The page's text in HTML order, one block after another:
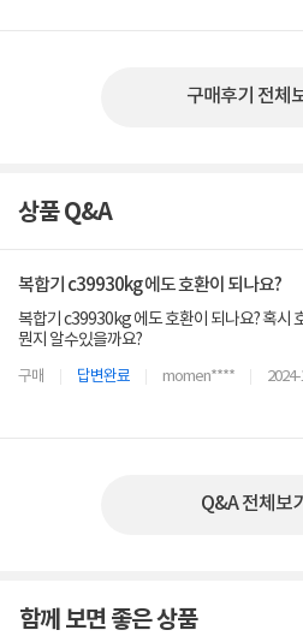
구매후기 전체
상품 Q&A
복합기 c39930kg 에도 호환이 되나요?
복합기 c39930kg 에도 호환이 되나요? 혹시
뭔지 알수있을까요?
구매 답변완료 momen****
Q&A 전체보기
함께 보면 좋은 상품